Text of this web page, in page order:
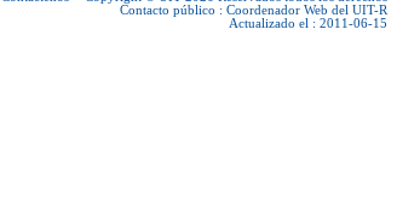
Contacto público : Coordenador Web del UIT-R
Actualizado el : 2011-06-15